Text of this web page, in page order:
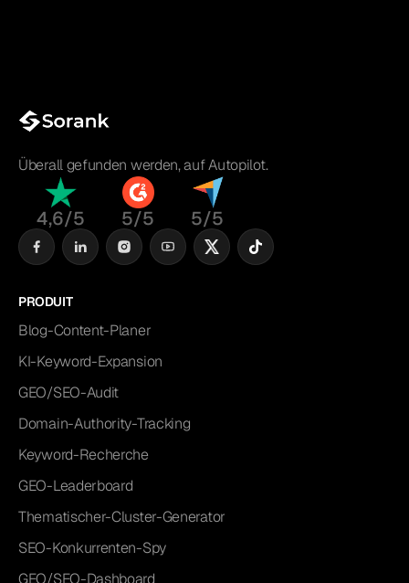
Überall gefunden werden, auf Autopilot.
4,6/5 5/5 5/5
PRODUIT
Blog-Content-Planer
KI-Keyword-Expansion
GEO/SEO-Audit
Domain-Authority-Tracking
Keyword-Recherche
GEO-Leaderboard
Thematischer-Cluster-Generator
SEO-Konkurrenten-Spy
GEO/SEO-Dashboard